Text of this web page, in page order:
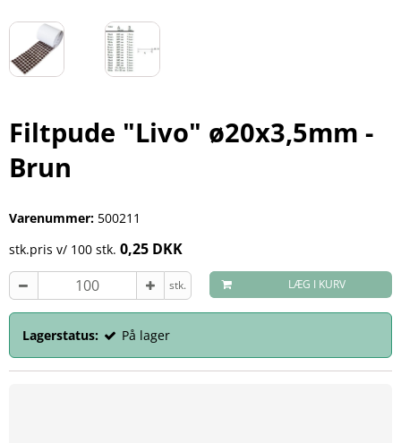
Filtpude "Livo" ø20x3,5mm -
Brun
Varenummer: 500211
stk.pris v/ 100 stk. 0,25 DKK
stk. LÆG I KURV
Lagerstatus: På lager